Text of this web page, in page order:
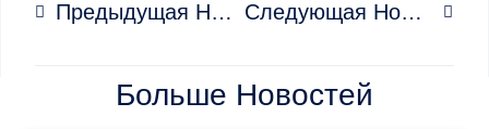
Предыдущая Новость Следующая Новость
Больше Новостей